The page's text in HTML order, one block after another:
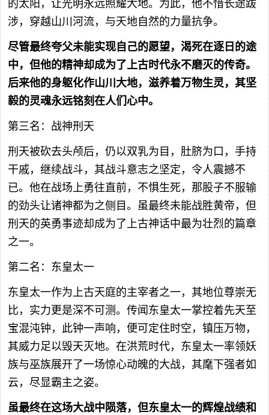
的太阳，让光明永远照耀大地。为此，他不惜长途跋
涉，穿越山川河流，与天地自然的力量抗争。
尽管最终夸父未能实现自己的愿望，渴死在逐日的途
中，但他的精神却成为了上古时代永不磨灭的传奇。
后来他的身躯化作山川大地，滋养着万物生灵，其坚
毅的灵魂永远铭刻在人们心中。
第三名：战神刑天
刑天被砍去头颅后，仍以双乳为目，肚脐为口，手持
干戚，继续战斗，其战斗意志之坚定，令人震撼不
已。他在战场上勇往直前，不惧生死，那股子不服输
的劲头让诸神都为之侧目。虽最终未能战胜黄帝，但
刑天的英勇事迹却成为了上古神话中最为壮烈的篇章
之一。
第二名：东皇太一
东皇太一作为上古天庭的主宰者之一，其地位尊崇无
比，实力更是深不可测。传闻东皇太一掌控着先天至
宝混沌钟，此钟一声响，便可定住时空，镇压万物，
其威力足以毁天灭地。在洪荒时代，东皇太一率领妖
族与巫族展开了一场惊心动魄的大战，其麾下强者如
云，尽显霸主之姿。
虽最终在这场大战中陨落，但东皇太一的辉煌战绩和